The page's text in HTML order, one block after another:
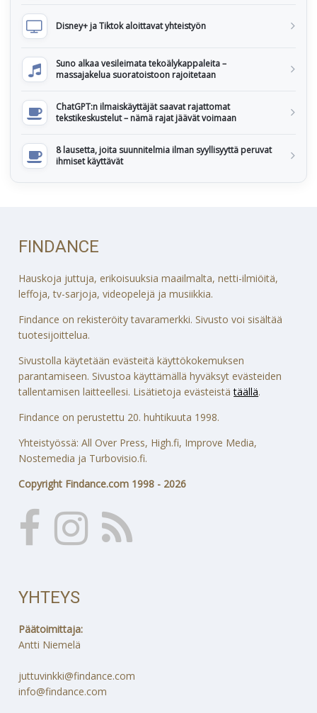
Disney+ ja Tiktok aloittavat yhteistyön
Suno alkaa vesileimata tekoälykappaleita –
massajakelua suoratoistoon rajoitetaan
ChatGPT:n ilmaiskäyttäjät saavat rajattomat
tekstikeskustelut – nämä rajat jäävät voimaan
8 lausetta, joita suunnitelmia ilman syyllisyyttä peruvat
ihmiset käyttävät
FINDANCE
Hauskoja juttuja, erikoisuuksia maailmalta, netti-ilmiöitä,
leffoja, tv-sarjoja, videopelejä ja musiikkia.
Findance on rekisteröity tavaramerkki. Sivusto voi sisältää
tuotesijoittelua.
Sivustolla käytetään evästeitä käyttökokemuksen
parantamiseen. Sivustoa käyttämällä hyväksyt evästeiden
tallentamisen laitteellesi. Lisätietoja evästeistätäällä.
Findance on perustettu 20. huhtikuuta 1998.
Yhteistyössä: All Over Press, High.fi, Improve Media,
Nostemedia ja Turbovisio.fi.
Copyright Findance.com 1998 - 2026
YHTEYS
Päätoimittaja:
Antti Niemelä
juttuvinkki@findance.com
info@findance.com